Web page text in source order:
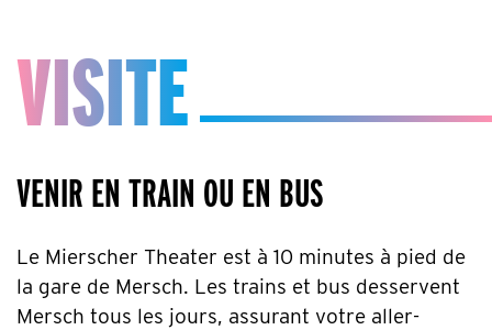
VISITE
VENIR EN TRAIN OU EN BUS
Le Mierscher Theater est à 10 minutes à pied de
la gare de Mersch. Les trains et bus desservent
Mersch tous les jours, assurant votre aller-